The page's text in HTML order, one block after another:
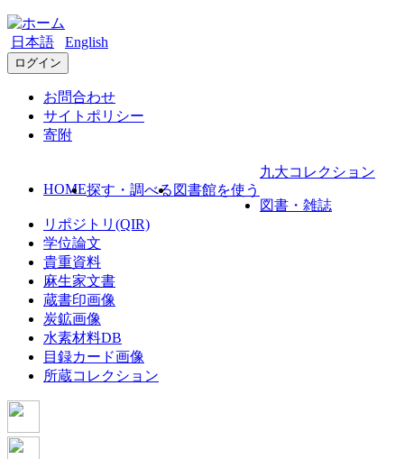
日本語 English
ログイン
お問合わせ
サイトポリシー
寄附
HOME探す・調べる 図書館を使う
九大コレクション
図書・雑誌
リポジトリ(QIR)
学位論文
貴重資料
麻生家文書
蔵書印画像
炭鉱画像
水素材料DB
目録カード画像
所蔵コレクション